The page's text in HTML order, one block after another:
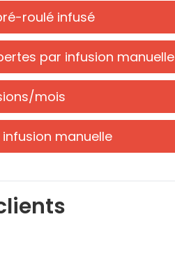
roulé infusé
par infusion manuelle
mois
manuelle